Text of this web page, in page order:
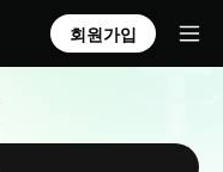
회원가입